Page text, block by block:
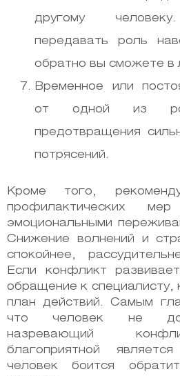
другому
передавать роль
обратно вы сможете в
Временное или
от одной из
предотвращения
потрясений.
Кроме того,
профилактических
эмоциональными
Снижение волнений и
спокойнее,
Если конфликт
обращение к специалисту,
план действий. Самым
что человек не
назревающий
благоприятной
человек боится